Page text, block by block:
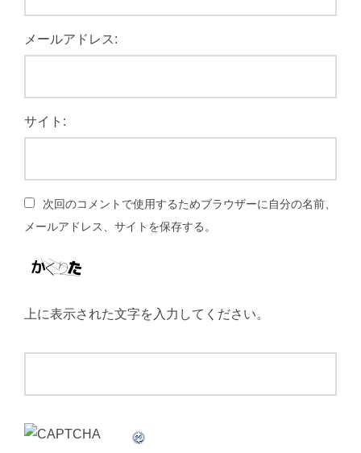
メールアドレス:
サイト:
次回のコメントで使用するためブラウザーに自分の名前、
メールアドレス、サイトを保存する。
上に表示された文字を入力してください。